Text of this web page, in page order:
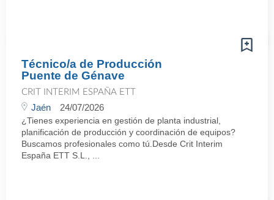
Técnico/a de Producción
Puente de Génave
CRIT INTERIM ESPAÑA ETT
Jaén 24/07/2026
¿Tienes experiencia en gestión de planta industrial,
planificación de producción y coordinación de equipos?
Buscamos profesionales como tú.Desde Crit Interim
España ETT S.L., ...